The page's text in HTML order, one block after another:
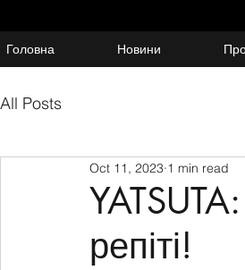
Головна Новини
All Posts
репіті!
Oct 11, 2023 1 min read